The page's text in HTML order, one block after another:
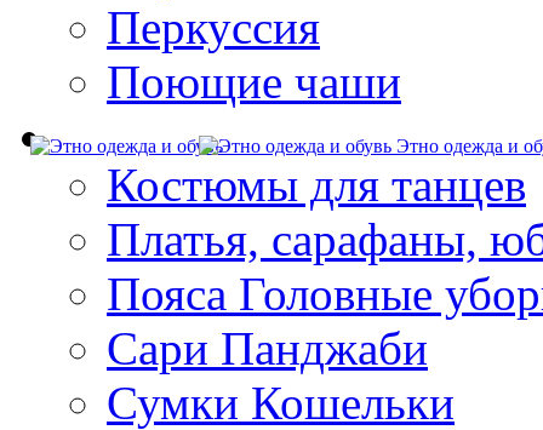
Перкуссия
Поющие чаши
Этно одежда и
Костюмы для танцев
Платья, сарафаны,
Пояса Головные
Сари Панджаби
Сумки Кошельки